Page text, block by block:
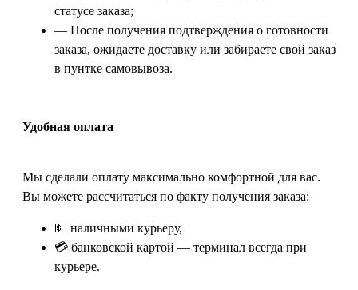
статусе заказа;
— После получения подтверждения о готовности
заказа, ожидаете доставку или забираете свой заказ
в пунтке самовывоза.
Удобная оплата
Мы сделали оплату максимально комфортной для вас.
Вы можете рассчитаться по факту получения заказа:
💵 наличными курьеру,
💳 банковской картой — терминал всегда при
курьере.